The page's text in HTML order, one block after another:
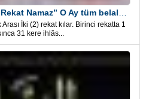
İki (2) rekat kılar. Birinci rekatta 1
31 kere ihlâs...